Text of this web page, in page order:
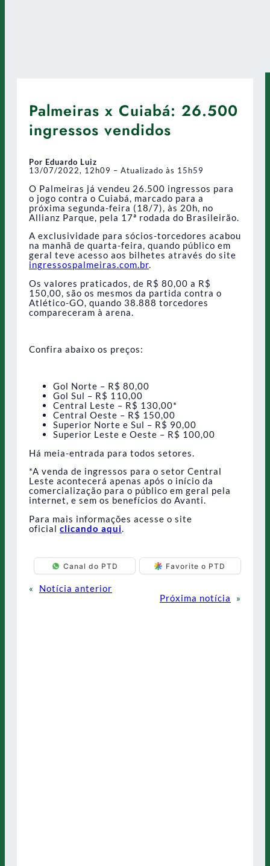
Palmeiras x Cuiabá: 26.500
ingressos vendidos
Por Eduardo Luiz
13/07/2022, 12h09 – Atualizado às 15h59
O Palmeiras já vendeu 26.500 ingressos para
o jogo contra o Cuiabá, marcado para a
próxima segunda-feira (18/7), às 20h, no
Allianz Parque, pela 17ª rodada do Brasileirão.
A exclusividade para sócios-torcedores acabou
na manhã de quarta-feira, quando público em
geral teve acesso aos bilhetes através do site
ingressospalmeiras.com.br.
Os valores praticados, de R$ 80,00 a R$
150,00, são os mesmos da partida contra o
Atlético-GO, quando 38.888 torcedores
compareceram à arena.
Confira abaixo os preços:
Gol Norte – R$ 80,00
Gol Sul – R$ 110,00
Central Leste – R$ 130,00*
Central Oeste – R$ 150,00
Superior Norte e Sul – R$ 90,00
Superior Leste e Oeste – R$ 100,00
Há meia-entrada para todos setores.
*A venda de ingressos para o setor Central
Leste acontecerá apenas após o início da
comercialização para o público em geral pela
internet, e sem os benefícios do Avanti.
Para mais informações acesse o site
oficial clicando aqui.
Canal do PTD Favorite o PTD
«
Notícia anterior
Próxima notícia
»